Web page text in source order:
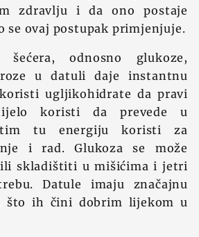
zdravlju i da ono postaje
se ovaj postupak primjenjuje.
šećera, odnosno glukoze,
u datuli daje instantnu
ugljikohidrate da pravi
koristi da prevede u
tu energiju koristi za
i rad. Glukoza se može
skladištiti u mišićima i jetri
Datule imaju značajnu
što ih čini dobrim lijekom u